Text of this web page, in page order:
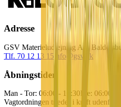
Adresse
GSV Materieludlejning A/S
Tlf. 70 12 13 15info@gsv.dk
Åbningstider
Man - Tor: 06:00 - 16:30Fre: 06:00 -
Vagtordningen træder i kraft udenfor